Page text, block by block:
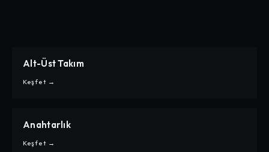
CARPE
ALT-ÜST TAKIM
Alt-Üst Takım
Keşfet →
CARPE
ANAHTARLIK
Anahtarlık
Keşfet →